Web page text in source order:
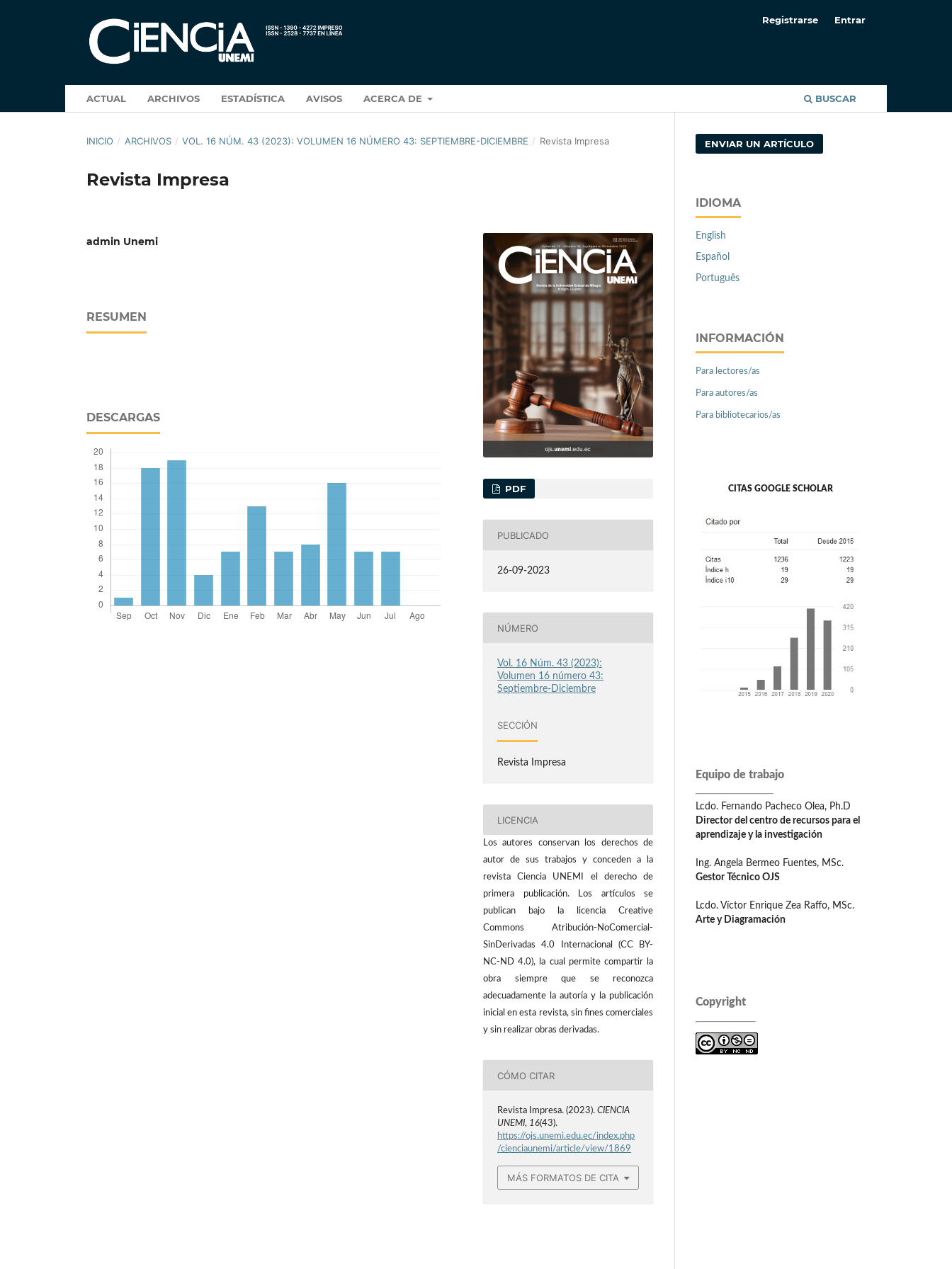
ACTUAL ARCHIVOS ESTADÍSTICA AVISOS ACERCA DE BUSCAR
Registrarse Entrar
INICIO / ARCHIVOS / VOL. 16 NÚM. 43 (2023): VOLUMEN 16 NÚMERO 43: SEPTIEMBRE-DICIEMBRE / Revista Impresa
Revista Impresa
admin Unemi
RESUMEN
DESCARGAS
PDF
PUBLICADO
26-09-2023
NÚMERO
Vol. 16 Núm. 43 (2023):
Volumen 16 número 43:
Septiembre-Diciembre
SECCIÓN
Revista Impresa
LICENCIA
Los autores conservan los derechos de
autor de sus trabajos y conceden a la
revista Ciencia UNEMI el derecho de
primera publicación. Los artículos se
publican bajo la licencia Creative
Commons Atribución-NoComercial-
SinDerivadas 4.0 Internacional (CC BY-
NC-ND 4.0), la cual permite compartir la
obra siempre que se reconozca
adecuadamente la autoría y la publicación
inicial en esta revista, sin fines comerciales
y sin realizar obras derivadas.
CÓMO CITAR
Revista Impresa. (2023).CIENCIA
UNEMI, 16(43).
https://ojs.unemi.edu.ec/index.php
/cienciaunemi/article/view/1869
MÁS FORMATOS DE CITA
ENVIAR UN ARTÍCULO
IDIOMA
English
Español
Português
INFORMACIÓN
Para lectores/as
Para autores/as
Para bibliotecarios/as
CITAS GOOGLE SCHOLAR
Equipo de trabajo
Lcdo. Fernando Pacheco Olea, Ph.D
Director del centro de recursos para el
aprendizaje y la investigación
Ing. Angela Bermeo Fuentes, MSc.
Gestor Técnico OJS
Lcdo. Víctor Enrique Zea Raffo, MSc.
Arte y Diagramación
Copyright